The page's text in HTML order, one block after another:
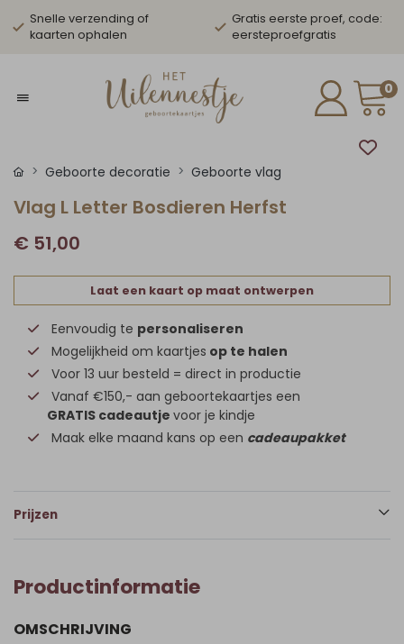
Snelle verzending of
kaarten ophalen
Gratis eerste proef, code:
eersteproefgratis
0
Geboorte decoratie Geboorte vlag
Vlag L Letter Bosdieren Herfst
€ 51,00
Laat een kaart op maat ontwerpen
Eenvoudig te personaliseren
Mogelijkheid om kaartjes op te halen
Voor 13 uur besteld = direct in productie
Vanaf €150,- aan geboortekaartjes een
GRATIS cadeautje voor je kindje
Maak elke maand kans op een cadeaupakket
Prijzen
Productinformatie
OMSCHRIJVING